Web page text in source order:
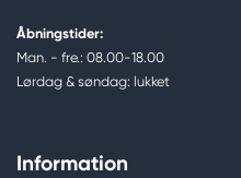
Åbningstider:
Man. - fre.: 08.00-18.00
Lørdag & søndag: lukket
Information